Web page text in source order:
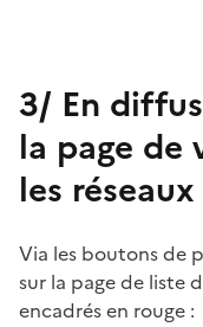
3/ En
la page de
les
Via les boutons de
sur la page de liste
encadrés en rouge :